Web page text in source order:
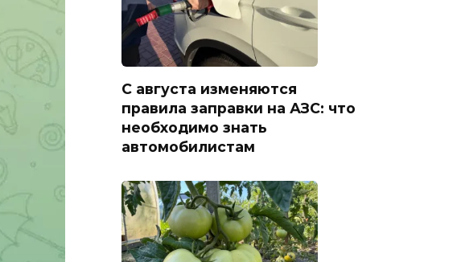
С августа изменяются
правила заправки на АЗС: что
необходимо знать
автомобилистам